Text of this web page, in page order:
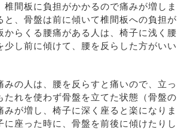
椎間板に負担がかかるので痛みが増しま
と、骨盤は前に傾いて椎間板への負担が
からくる腰痛がある人は、椅子に浅く腰
少し前に傾けて、腰を反らした方がいい
みの人は、腰を反らすと痛いので、立っ
たれを使わず骨盤を立てた状態（骨盤の
みが増し、椅子に深く座ると楽になりま
に座った時に、骨盤を前後に傾けたりし